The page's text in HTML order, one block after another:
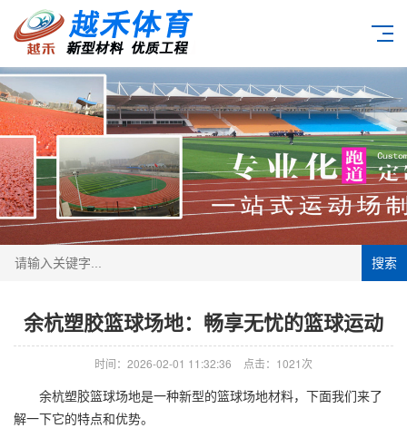
搜索
余杭塑胶篮球场地：畅享无忧的篮球运动
时间：2026-02-01 11:32:36 点击：1021次
余杭塑胶篮球场地是一种新型的篮球场地材料，下面我们来了
解一下它的特点和优势。